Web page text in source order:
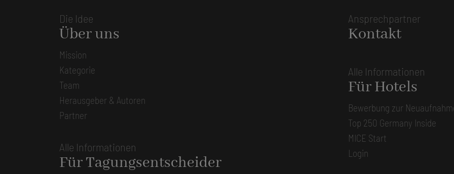
Die Idee
Über uns
Mission
Kategorie
Team
Herausgeber & Autoren
Partner
Alle Informationen
Für Tagungsentscheider
Ansprechpartner
Kontakt
Alle Informationen
Für Hotels
Bewerbung zur
Top 250 Germany Inside
MICE Start
Login